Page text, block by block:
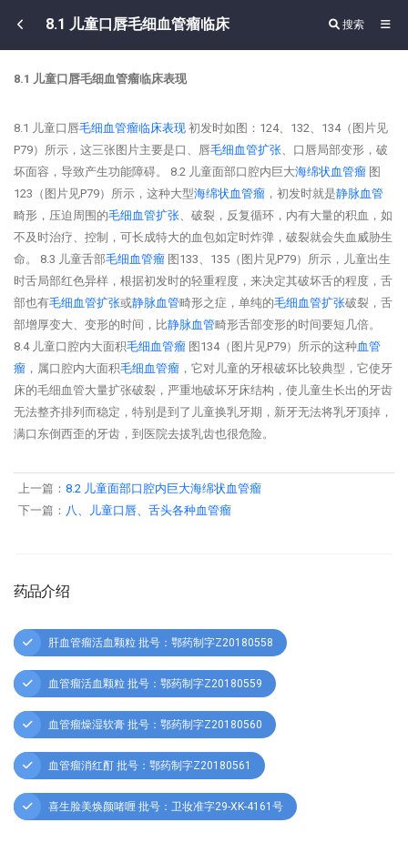
8.1 儿童口唇毛细血管瘤临床 搜索
8.1 儿童口唇毛细血管瘤临床表现
8.1 儿童口唇毛细血管瘤临床表现 初发时如图：124、132、134（图片见
P79）所示，这三张图片主要是口、唇毛细血管扩张、口唇局部变形，破
坏面容，导致产生功能障碍。 8.2 儿童面部口腔内巨大海绵状血管瘤 图
123（图片见P79）所示，这种大型海绵状血管瘤 ，初发时就是静脉血管
畸形，压迫周围的毛细血管扩张、破裂，反复循环，内有大量的积血，如
不及时治疗、控制，可长成特大的血包如定时炸弹，破裂就会失血威胁生
命。 8.3 儿童舌部毛细血管瘤 图133、135（图片见P79）所示，儿童出生
时舌局部红色异样，根据初发时的轻重程度，来决定其破坏舌的程度，舌
部也有毛细血管扩张或静脉血管畸形之症，单纯的毛细血管扩张破裂，舌
部增厚变大、变形的时间，比静脉血管畸形舌部变形的时间要短几倍。
8.4 儿童口腔内大面积毛细血管瘤 图134（图片见P79）所示的这种血管
瘤 ，属口腔内大面积毛细血管瘤 ，它对儿童的牙根破坏比较典型，它使牙
床的毛细血管大量扩张破裂，严重地破坏牙床结构，使儿童生长出的牙齿
无法整齐排列而稳定，特别是到了儿童换乳牙期，新牙无法将乳牙顶掉，
满口东倒西歪的牙齿，到医院去拔乳齿也很危险。
上一篇： 8.2 儿童面部口腔内巨大海绵状血管瘤
下一篇： 八、儿童口唇、舌头各种血管瘤
药品介绍
肝血管瘤活血颗粒 批号：鄂药制字Z20180558
血管瘤活血颗粒 批号：鄂药制字Z20180559
血管瘤燥湿软膏 批号：鄂药制字Z20180560
血管瘤消红酊 批号：鄂药制字Z20180561
喜生脸美焕颜啫喱 批号：卫妆准字29-XK-4161号